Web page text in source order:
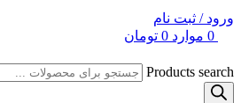
ورود / ثبت نام
0 موارد 0 تومان
Products search